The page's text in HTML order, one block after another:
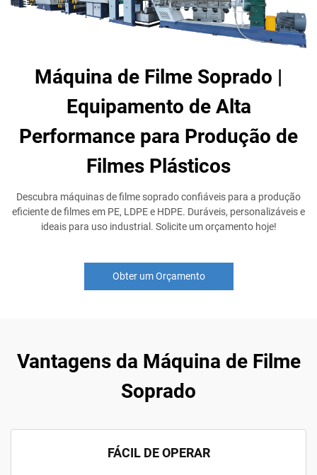
Máquina de Filme Soprado |
Equipamento de Alta
Performance para Produção de
Filmes Plásticos
Descubra máquinas de filme soprado confiáveis para a produção
eficiente de filmes em PE, LDPE e HDPE. Duráveis, personalizáveis e
ideais para uso industrial. Solicite um orçamento hoje!
Obter um Orçamento
Vantagens da Máquina de Filme
Soprado
FÁCIL DE OPERAR